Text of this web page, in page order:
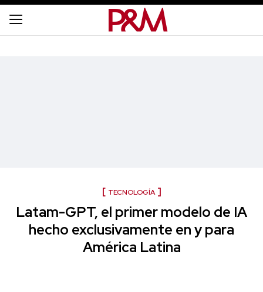
TECNOLOGÍA
Latam-GPT, el primer modelo de IA
hecho exclusivamente en y para
América Latina